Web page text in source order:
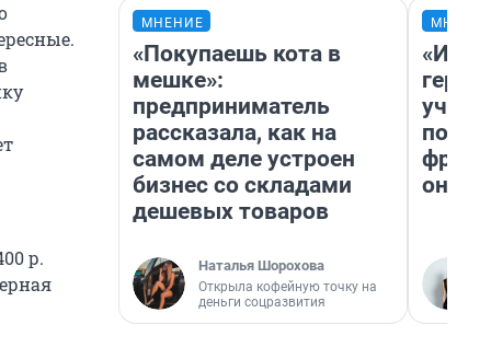
р.
МНЕНИЕ
«Покупаешь кота в
мешке»:
предприниматель
рассказала, как на
самом деле устроен
бизнес со складами
дешевых товаров
Наталья Шорохова
Открыла кофейную точку на
деньги соцразвития
учит
она